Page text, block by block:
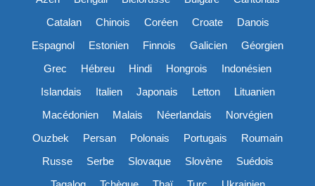
Catalan
Chinois Coréen Croate
Danois
Espagnol
Estonien Finnois Galicien
Géorgien
Grec
Hébreu Hindi Hongrois
Indonésien
Islandais
Italien Japonais Letton
Lituanien
Macédonien
Malais Néerlandais
Norvégien
Ouzbek
Persan Polonais Portugais
Roumain
Russe
Serbe Slovaque Slovène
Suédois